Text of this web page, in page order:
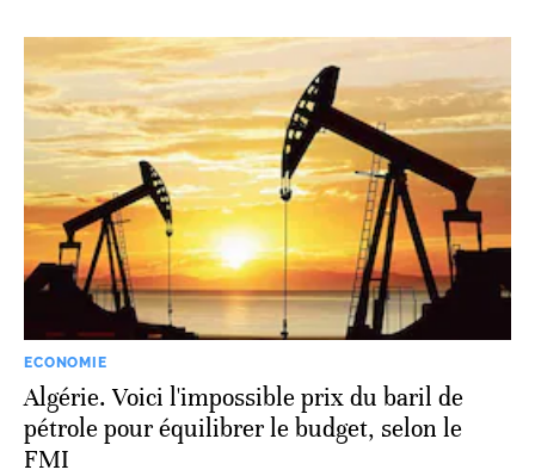
ECONOMIE
Algérie. Voici l'impossible prix du baril de
pétrole pour équilibrer le budget, selon le
FMI